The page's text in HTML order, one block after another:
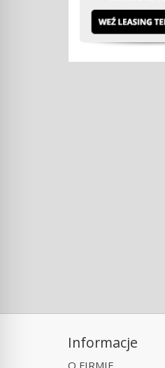
Informacje
O FIRMIE